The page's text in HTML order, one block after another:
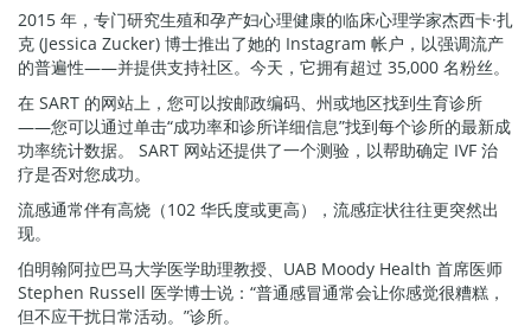
2015 年，专门研究生殖和孕产妇心理健康的临床心理学家杰西卡·扎
克 (Jessica Zucker) 博士推出了她的 Instagram 帐户，以强调流产
的普遍性——并提供支持社区。今天，它拥有超过 35,000 名粉丝。
在 SART 的网站上，您可以按邮政编码、州或地区找到生育诊所
——您可以通过单击“成功率和诊所详细信息”找到每个诊所的最新成
功率统计数据。 SART 网站还提供了一个测验，以帮助确定 IVF 治
疗是否对您成功。
流感通常伴有高烧（102 华氏度或更高），流感症状往往更突然出
现。
伯明翰阿拉巴马大学医学助理教授、UAB Moody Health 首席医师
Stephen Russell 医学博士说：“普通感冒通常会让你感觉很糟糕，
但不应干扰日常活动。”诊所。